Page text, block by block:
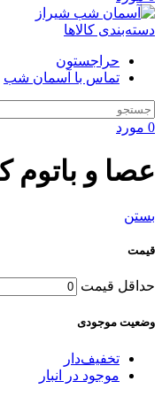
دسته‌بندی کالاها
حراجستون
تماس با آسمان شب
0 مورد
عصا و باتوم
بستن
قیمت
حداقل قیمت
وضعیت موجودی
تخفیف‌دار
موجود در انبار